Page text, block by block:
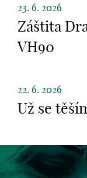
23. 6. 2026
Záštita
VH90
22. 6. 2026
Už se